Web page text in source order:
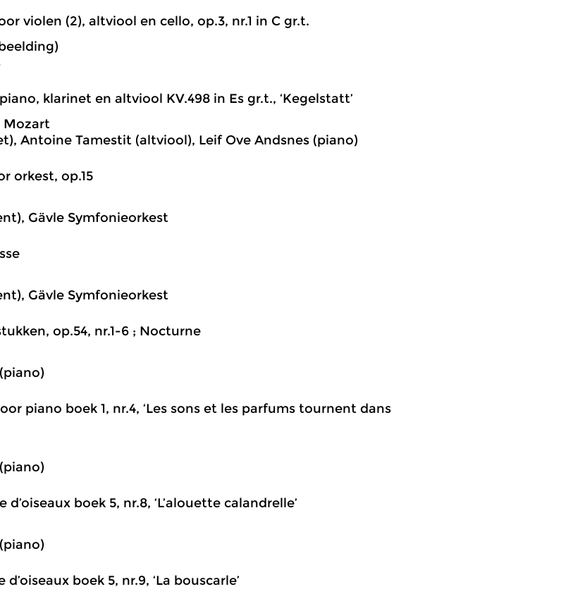
violen (2), altviool en cello, op.3, nr.1 in C gr.t.
klarinet en altviool KV.498 in Es gr.t., ‘Kegelstatt’
Mozart
Antoine Tamestit (altviool), Leif Ove Andsnes (piano)
orkest, op.15
Gävle Symfonieorkest
Gävle Symfonieorkest
op.54, nr.1-6 ; Nocturne
piano boek 1, nr.4, ‘Les sons et les parfums tournent dans
d’oiseaux boek 5, nr.8, ‘L’alouette calandrelle’
boek 5, nr.9, ‘La bouscarle’